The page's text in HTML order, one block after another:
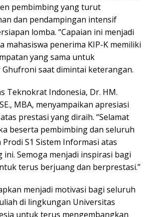
pembimbing yang turut
dan pendampingan intensif
lomba. “Capaian ini menjadi
mahasiswa penerima KIP-K memiliki
yang sama untuk
Ghufroni saat dimintai keterangan.
Teknokrat Indonesia, Dr. HM.
MBA, menyampaikan apresiasi
prestasi yang diraih. “Selamat
beserta pembimbing dan seluruh
S1 Sistem Informasi atas
ini. Semoga menjadi inspirasi bagi
terus berjuang dan berprestasi.”
menjadi motivasi bagi seluruh
di lingkungan Universitas
untuk terus mengembangkan